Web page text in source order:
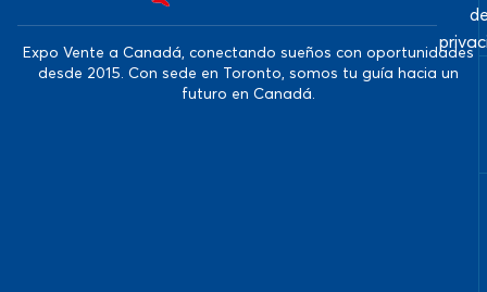
Expo Vente a Canadá, conectando sueños con oportunidades
desde 2015. Con sede en Toronto, somos tu guía hacia un
futuro en Canadá.